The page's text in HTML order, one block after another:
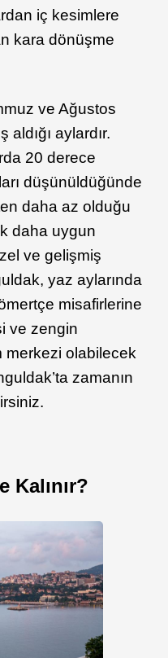
iç kesimlere
kara dönüşme
ve Ağustos
aylardır.
20 derece
düşünüldüğünde
daha az olduğu
daha uygun
ve gelişmiş
yaz aylarında
misafirlerine
ve zengin
merkezi olabilecek
zamanın
Kalınır?